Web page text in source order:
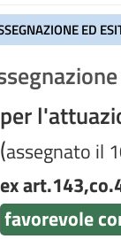
ED
per
(assegnato il
ex
favorevole